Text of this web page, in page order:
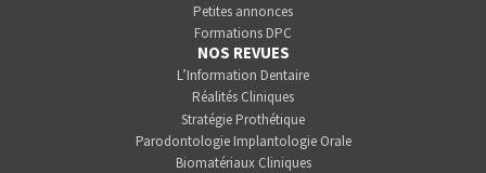
Petites annonces
Formations DPC
NOS REVUES
L’Information Dentaire
Réalités Cliniques
Stratégie Prothétique
Parodontologie Implantologie Orale
Biomatériaux Cliniques